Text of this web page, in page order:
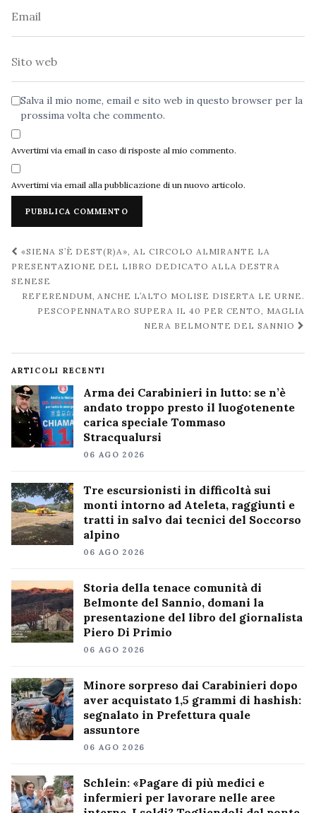
Salva il mio nome, email e sito web in questo browser per la
prossima volta che commento.
Avvertimi via email in caso di risposte al mio commento.
Avvertimi via email alla pubblicazione di un nuovo articolo.
Navigazione
post
«SIENA S’È DEST(R)A», AL CIRCOLO ALMIRANTE LA
PRESENTAZIONE DEL LIBRO DEDICATO ALLA DESTRA
SENESE
REFERENDUM, ANCHE L’ALTO MOLISE DISERTA LE URNE.
PESCOPENNATARO SUPERA IL 40 PER CENTO, MAGLIA
NERA BELMONTE DEL SANNIO
ARTICOLI RECENTI
Arma dei Carabinieri in lutto: se n’è
andato troppo presto il luogotenente
carica speciale Tommaso
Stracqualursi
06 AGO 2026
Tre escursionisti in difficoltà sui
monti intorno ad Ateleta, raggiunti e
tratti in salvo dai tecnici del Soccorso
alpino
06 AGO 2026
Storia della tenace comunità di
Belmonte del Sannio, domani la
presentazione del libro del giornalista
Piero Di Primio
06 AGO 2026
Minore sorpreso dai Carabinieri dopo
aver acquistato 1,5 grammi di hashish:
segnalato in Prefettura quale
assuntore
06 AGO 2026
Schlein: «Pagare di più medici e
infermieri per lavorare nelle aree